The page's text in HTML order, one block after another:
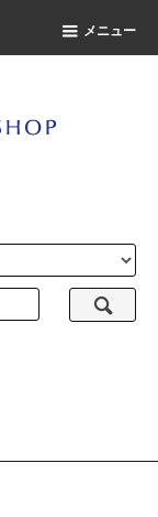
メニュー